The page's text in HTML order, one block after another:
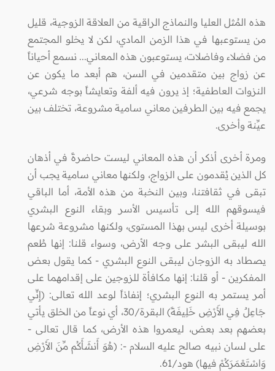
هذه المُثل العليا والنماذج الراقية من العلاقة الزوجية، قليل
من يستوعبها في هذا الزمن المادي، لكن لا يخلو المجتمع
من فضلاء وفاضلات، يستوعبون هذه المعاني... نسمع أحياناً
عن زواج بين متقدمين في السن، هم أبعد ما يكون عن
النزوات العاطفية؛ إذ يرون فيه ألفة وتعايشاً بوجه شرعي،
يجمع فيه بين الطرفين معاني سامية مشروعة، تختلف بين
عيِّنة وأخرى.
ومرة أخرى أذكر أن هذه المعاني ليست حاضرةً في أذهان
كل الذين يُقدمون على الزواج، ولكنها معاني سامية يجب أن
تبقى في ثقافتنا، وبين النخبة من هذه الأمة، أما الباقي
فيسوقهم الله إلى تأسيس الأسر وبقاء النوع البشري
بوسيلة أخرى ليس بهذا المستوى، ولكنها مشروعة شرعها
الله ليبقى البشر على وجه الأرض، وسواء قلنا: إنها طُعم
يصطاد به الزوجان ليبقى النوع البشري - كما يقول بعض
المفكرين - أو قلنا: إنها مكافأة للزوجين على إقدامهما على
أمر يستمر به النوع البشري؛ إنفاذاً لوعد الله تعالى: (إِنِّي
جَاعِلٌ فِي الأَرْضِ خَلِيفَةً) البقرة/30، أي نوعاً من الخلق يأتي
بعضهم بعد بعض، ليعمروا هذه الأرض، كما قال تعالى -
على لسان نبيه صالح عليه السلام -: (هُوَ أَنشَأَكُم مِّنَ الأَرْضِ
وَاسْتَعْمَرَكُمْ فيها) هود/61.